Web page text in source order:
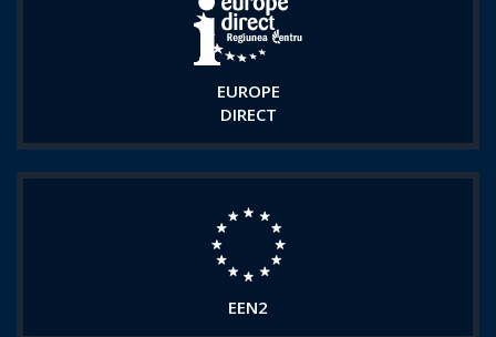
EUROPE
DIRECT
EEN2